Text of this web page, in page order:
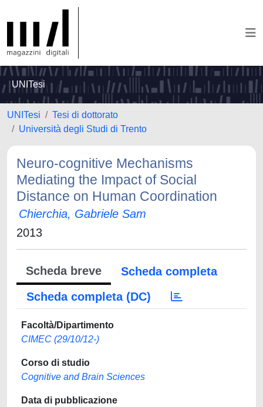
UNITesi
UNITesi
Tesi di dottorato
Università degli Studi di Trento
Neuro-cognitive Mechanisms
Mediating the Impact of Social
Distance on Human Coordination
Chierchia, Gabriele Sam
2013
Scheda breve
Scheda completa
Scheda completa (DC)
Facoltà/Dipartimento
CIMEC (29/10/12-)
Corso di studio
Cognitive and Brain Sciences
Data di pubblicazione